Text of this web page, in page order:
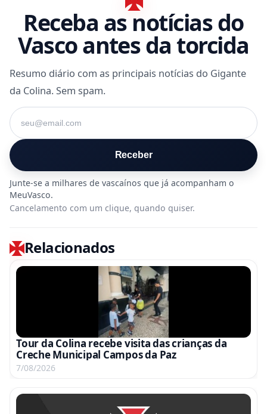
Receba as notícias do
Vasco antes da torcida
Resumo diário com as principais notícias do Gigante
da Colina. Sem spam.
Seu e-mail
Receber
Cancelamento com um clique, quando quiser.
Relacionados
Tour da Colina recebe visita das crianças da
Creche Municipal Campos da Paz
7/08/2026